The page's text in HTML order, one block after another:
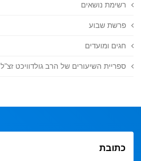
רשימת נושאים
פרשת שבוע
חגים ומועדים
ספריית השיעורים של הרב גולדוויכט זצ"ל
כתובת